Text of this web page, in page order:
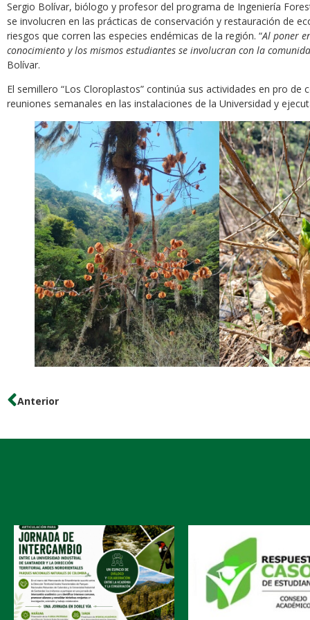
Sergio Bolívar, biólogo y profesor del programa de Ingeniería
se involucren en las prácticas de conservación y restauración de
riesgos que corren las especies endémicas de la región. “Al poner
conocimiento y los mismos estudiantes se involucran con la
Bolívar.
El semillero “Los Cloroplastos” continúa sus actividades en pro
reuniones semanales en las instalaciones de la Universidad y
Anterior